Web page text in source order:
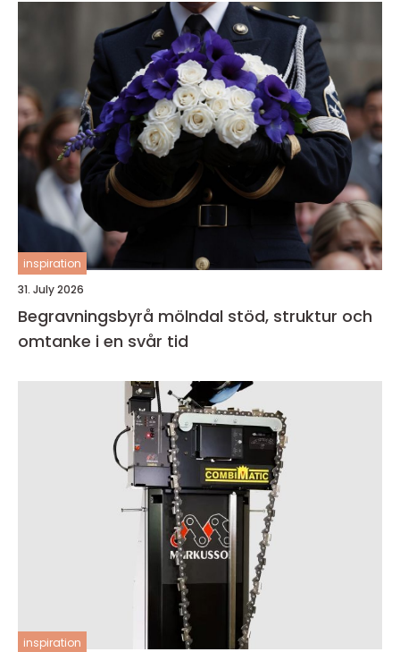
inspiration
31. July 2026
Begravningsbyrå mölndal stöd, struktur och
omtanke i en svår tid
inspiration